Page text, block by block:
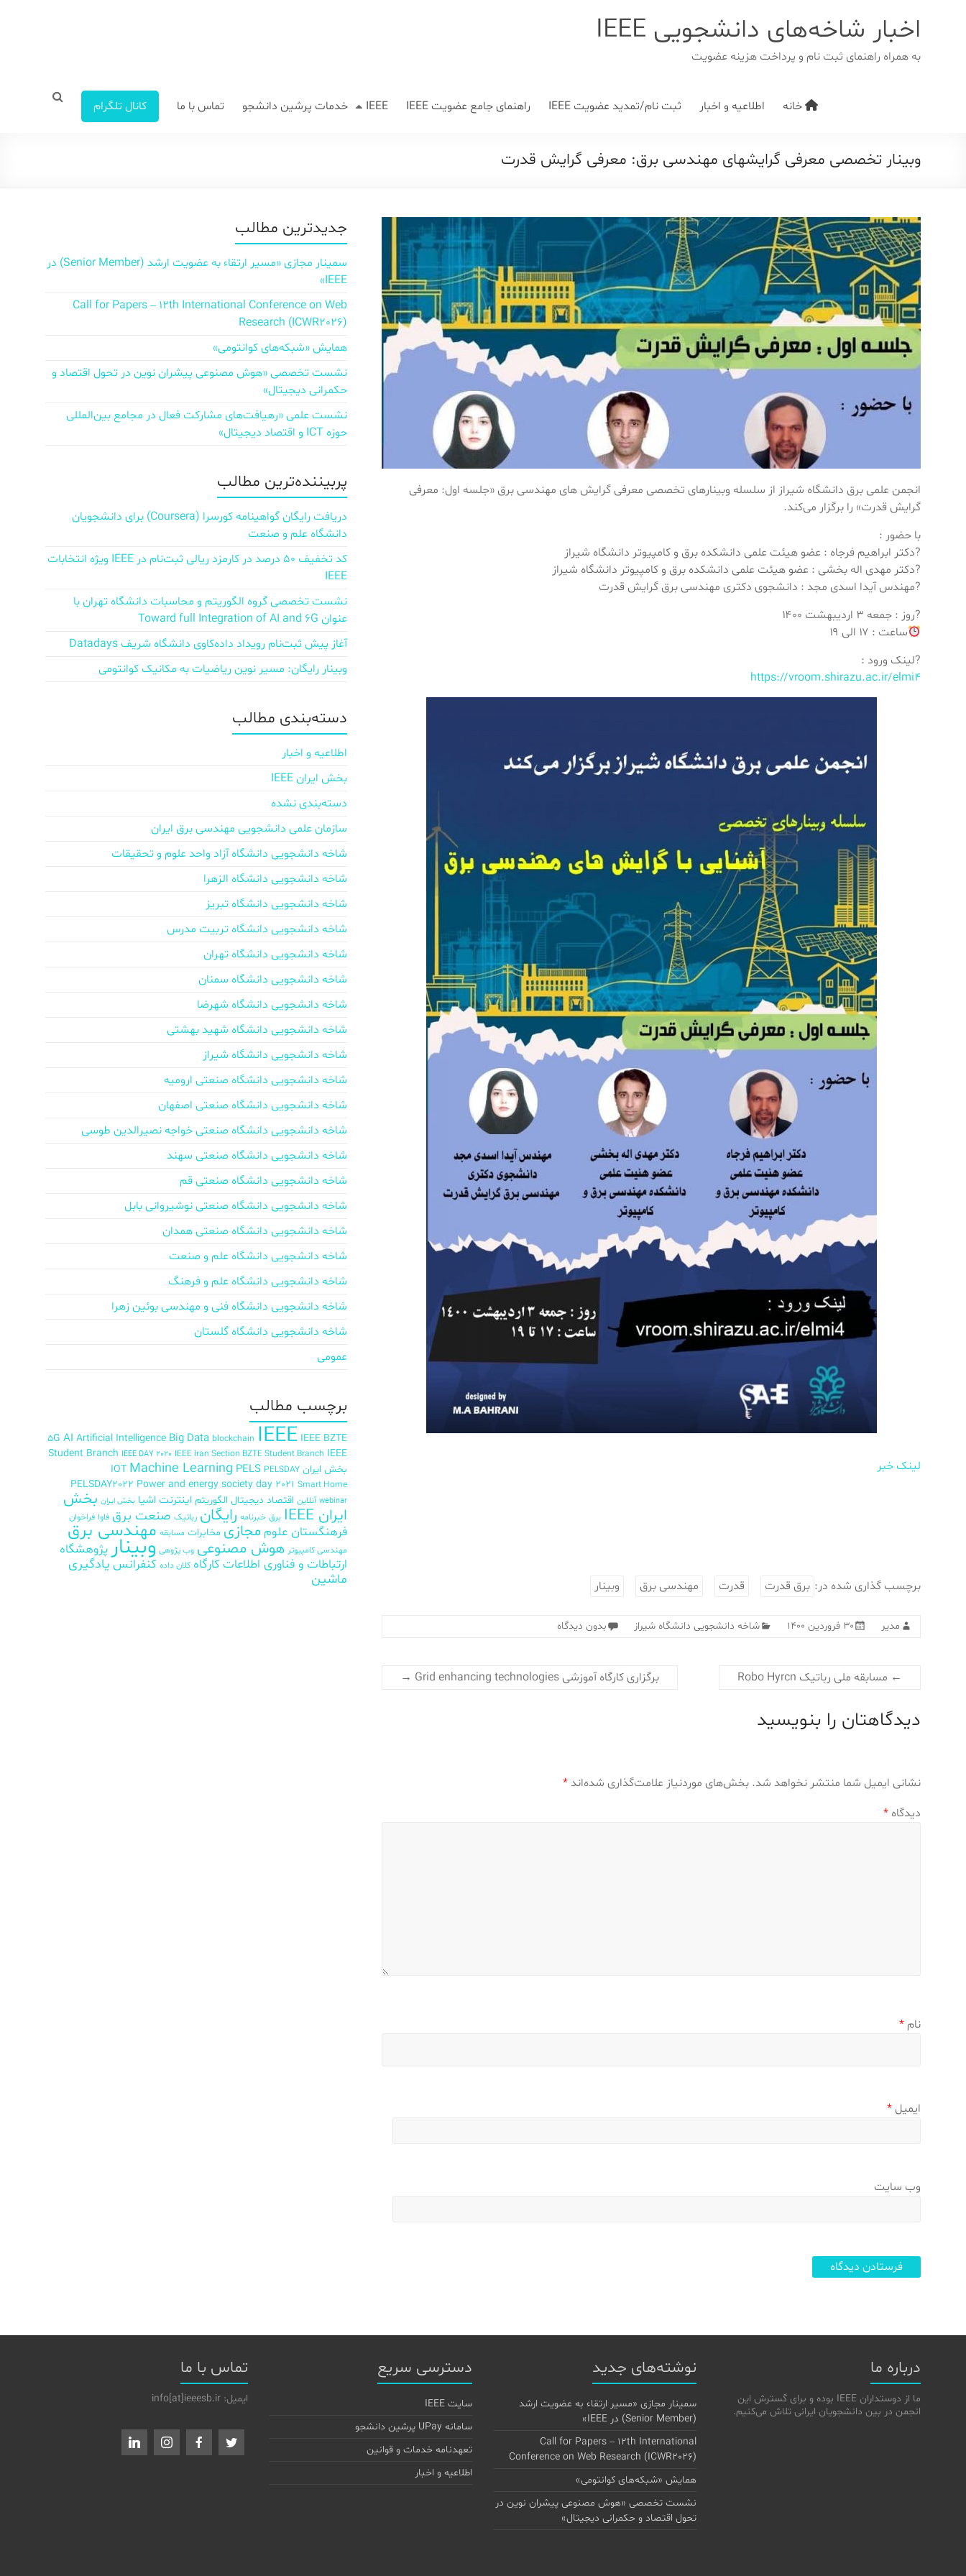
اخبار شاخه‌های دانشجویی IEEE
به همراه راهنمای ثبت نام و پرداخت هزینه عضویت
خانه اطلاعیه و اخبار ثبت نام/تمدید عضویت IEEE راهنمای جامع عضویت IEEE IEEE خدمات پرشین دانشجو تماس با ما کانال تلگرام
وبینار تخصصی معرفی گرایش‎های مهندسی برق: معرفی گرایش قدرت
انجمن‌ علمی‌ برق دانشگاه شیراز از سلسله وبینارهای تخصصی معرفی گرایش های مهندسی برق «جلسه اول: معرفی
گرایش قدرت» را برگزار می‌کند.
با حضور :
?دکتر ابراهیم فرجاه : عضو هیئت علمی دانشکده برق و کامپیوتر دانشگاه شیراز
?دکتر مهدی اله‌ بخشی : عضو هیئت علمی دانشکده برق و کامپیوتر دانشگاه شیراز
?مهندس آیدا اسدی مجد : دانشجوی دکتری مهندسی برق گرایش قدرت
?روز : جمعه ۳ اردیبهشت ۱۴۰۰
ساعت : ۱۷ الی ۱۹
?لینک ورود :
https://vroom.shirazu.ac.ir/elmi4
لینک خبر
برچسب گذاری شده در: برق قدرت قدرت مهندسی برق وبینار
مدیر ۳۰ فروردین ۱۴۰۰ شاخه دانشجویی دانشگاه شیراز بدون دیدگاه
← مسابقه ملی رباتیک Robo Hyrcn برگزاری کارگاه آموزشی Grid enhancing technologies →
دیدگاهتان را بنویسید
نشانی ایمیل شما منتشر نخواهد شد. بخش‌های موردنیاز علامت‌گذاری شده‌اند *
دیدگاه *
نام *
ایمیل *
وب‌ سایت
جدیدترین مطالب
سمینار مجازی «مسیر ارتقاء به عضویت ارشد (Senior Member) در
IEEE»
Call for Papers – 12th International Conference on Web
Research (ICWR2026)
همایش «شبکه‌های کوانتومی»
نشست تخصصی «هوش مصنوعی پیشران نوین در تحول اقتصاد و
حکمرانی دیجیتال»
نشست علمی «رهیافت‌های مشارکت فعال در مجامع بین‌المللی
حوزه ICT و اقتصاد دیجیتال»
پربیننده‌ترین مطالب
دریافت رایگان گواهینامه کورسرا (Coursera) برای دانشجویان
دانشگاه علم و صنعت
کد تخفیف ۵۰ درصد در کارمزد ریالی ثبت‌نام در IEEE ویژه انتخابات
IEEE
نشست تخصصی گروه الگوریتم و محاسبات دانشگاه تهران با
عنوان Toward full Integration of AI and 6G
آغاز پیش‌ ثبت‌نام رویداد داده‌کاوی دانشگاه شریف Datadays
وبینار رایگان: مسیر نوین ریاضیات به مکانیک کوانتومی
دسته‌بندی مطالب
اطلاعیه و اخبار
بخش ایران IEEE
دسته‌بندی نشده
سازمان علمی دانشجویی مهندسی برق ایران
شاخه دانشجویی دانشگاه آزاد واحد علوم و تحقیقات
شاخه دانشجویی دانشگاه الزهرا
شاخه دانشجویی دانشگاه تبریز
شاخه دانشجویی دانشگاه تربیت مدرس
شاخه دانشجویی دانشگاه تهران
شاخه دانشجویی دانشگاه سمنان
شاخه دانشجویی دانشگاه شهرضا
شاخه دانشجویی دانشگاه شهید بهشتی
شاخه دانشجویی دانشگاه شیراز
شاخه دانشجویی دانشگاه صنعتی ارومیه
شاخه دانشجویی دانشگاه صنعتی اصفهان
شاخه دانشجویی دانشگاه صنعتی خواجه نصیرالدین طوسی
شاخه دانشجویی دانشگاه صنعتی سهند
شاخه دانشجویی دانشگاه صنعتی قم
شاخه دانشجویی دانشگاه صنعتی نوشیروانی بابل
شاخه دانشجویی دانشگاه صنعتی همدان
شاخه دانشجویی دانشگاه علم و صنعت
شاخه دانشجویی دانشگاه علم و فرهنگ
شاخه دانشجویی دانشگاه فنی و مهندسی بوئین زهرا
شاخه دانشجویی دانشگاه گلستان
عمومی
برچسب‌ مطالب
5G AI Artificial Intelligence Big Data blockchain IEEE IEEE BZTE
Student Branch IEEE DAY 2020 IEEE Iran Section BZTE Student Branch IEEE
بخش ایران
IOT Machine Learning PELS PELSDAY
PELSDAY2022 Power and energy society day 2021 Smart Home
webinar آنلاین اقتصاد دیجیتال الگوریتم اینترنت اشیا بخش ایران بخش
ایران IEEE
برق خبرنامه رایگان رباتیک صنعت برق فاوا فراخوان
فرهنگستان علوم مجازی مخابرات مسابقه مهندسی برق
مهندسی کامپیوتر هوش مصنوعی وب پژوهی وبینارپژوهشگاه
ارتباطات و فناوری اطلاعات کارگاه کلان داده کنفرانس یادگیری
ماشین
درباره ما
ما از دوستداران IEEE بوده و برای گسترش این
انجمن در بین دانشجویان ایرانی تلاش می‌کنیم.
نوشته‌های جدید
سمینار مجازی «مسیر ارتقاء به عضویت ارشد
(Senior Member) در IEEE»
Call for Papers – 12th International
Conference on Web Research (ICWR2026)
همایش «شبکه‌های کوانتومی»
نشست تخصصی «هوش مصنوعی پیشران نوین در
تحول اقتصاد و حکمرانی دیجیتال»
دسترسی سریع
سایت IEEE
سامانه UPay پرشین دانشجو
تعهدنامه خدمات و قوانین
اطلاعیه و اخبار
تماس با ما
ایمیل: info[at]ieeesb.ir